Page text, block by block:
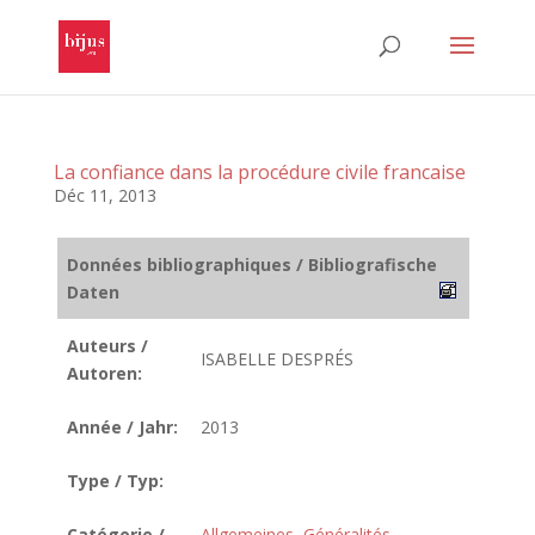
La confiance dans la procédure civile francaise
Déc 11, 2013
Données bibliographiques / Bibliografische
Daten
Auteurs /
Autoren:
ISABELLE DESPRÉS
Année / Jahr: 2013
Type / Typ: